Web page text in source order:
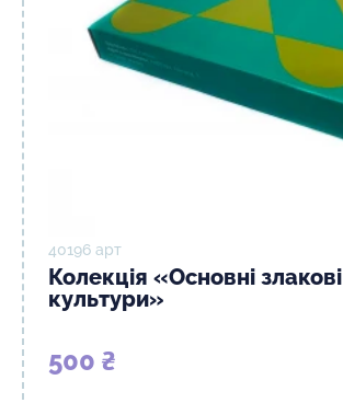
40196 арт
Колекція «Основні злакові
культури»
500 ₴